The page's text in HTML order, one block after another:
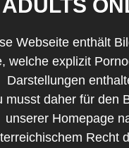
Webseite enthält Bilder
welche explizit
Darstellungen enthalten.
ADULTS
Webseite enthält
welche explizit
Darstellungen
musst daher für den
unserer Homepage
Recht